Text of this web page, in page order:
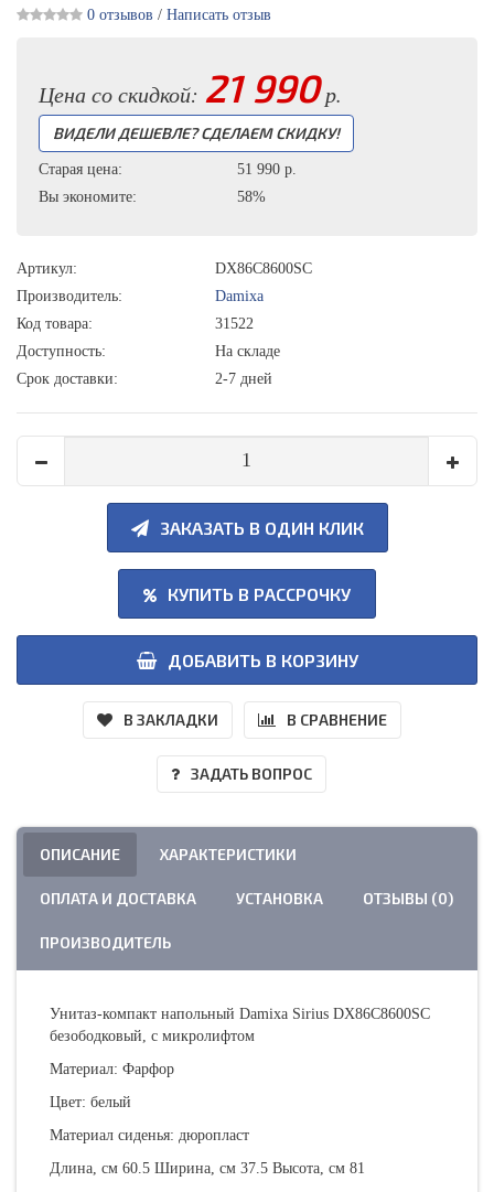
0 отзывов / Написать отзыв
Цена со скидкой: 21 990р.
ВИДЕЛИ ДЕШЕВЛЕ? СДЕЛАЕМ СКИДКУ!
Старая цена: 51 990 р.
Вы экономите:
58%
Артикул:
DX86C8600SC
Производитель:
Damixa
Код товара:
31522
Доступность:
На складе
Срок доставки:
2-7 дней
ЗАКАЗАТЬ В ОДИН КЛИК
КУПИТЬ В РАССРОЧКУ
ДОБАВИТЬ В КОРЗИНУ
В ЗАКЛАДКИ В СРАВНЕНИЕ
ЗАДАТЬ ВОПРОС
ОПИСАНИЕ ХАРАКТЕРИСТИКИ
ОПЛАТА И ДОСТАВКА УСТАНОВКА ОТЗЫВЫ (0)
ПРОИЗВОДИТЕЛЬ
Унитаз-компакт напольный Damixa Sirius DX86C8600SC
безободковый, с микролифтом
Материал: Фарфор
Цвет: белый
Материал сиденья: дюропласт
Длина, см 60.5 Ширина, см 37.5 Высота, см 81